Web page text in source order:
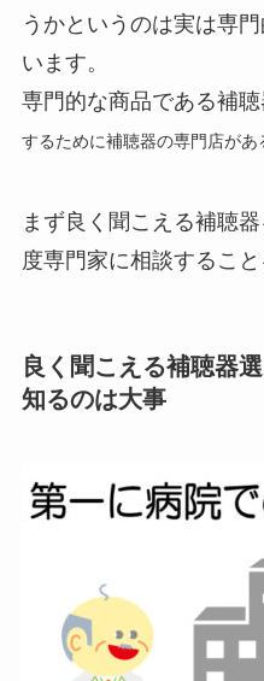
うかというのは実は専
います。
専門的な商品である補
するために補聴器の専門店があ
まず良く聞こえる補聴
度専門家に相談すること
良く聞こえる補聴器
知るのは大事